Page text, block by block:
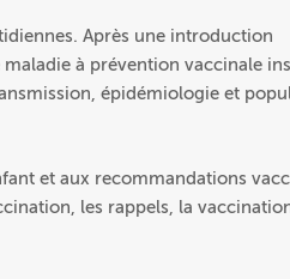
Après une introduction
à prévention vaccinale
épidémiologie et
et aux recommandations
les rappels, la